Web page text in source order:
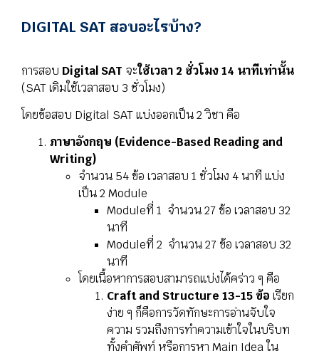
DIGITAL SAT สอบอะไรบ้าง?
การสอบ Digital SAT จะใช้เวลา 2 ชั่วโมง 14 นาทีเท่านั้น
(SAT เดิมใช้เวลาสอบ 3 ชั่วโมง)
โดยข้อสอบ Digital SAT แบ่งออกเป็น 2 วิชา คือ
ภาษาอังกฤษ (Evidence-Based Reading and
Writing)
จำนวน 54 ข้อ เวลาสอบ 1 ชั่วโมง 4 นาที แบ่ง
เป็น 2 Module
Moduleที่ 1 จำนวน 27 ข้อ เวลาสอบ 32
นาที
Moduleที่ 2 จำนวน 27 ข้อ เวลาสอบ 32
นาที
โดยเนื้อหาการสอบสามารถแบ่งได้คร่าว ๆ คือ
Craft and Structure 13-15 ข้อ เรียก
ง่าย ๆ ก็คือการวัดทักษะการอ่านจับใจ
ความ รวมถึงการทำความเข้าใจในบริบท
ทั้งคำศัพท์ หรือการหา Main Idea ใน